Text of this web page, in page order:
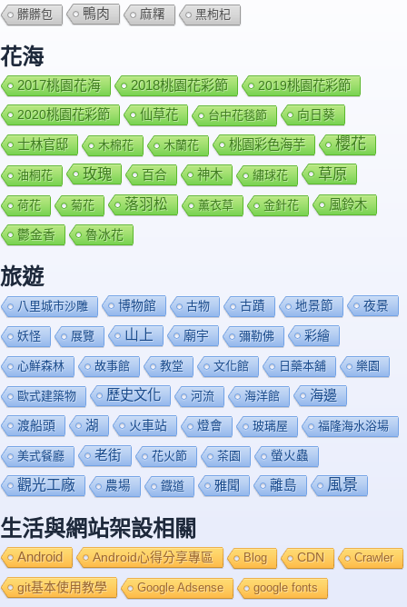
髒髒包 鴨肉 麻糬 黑枸杞
花海
2017桃園花海 2018桃園花彩節
2019桃園花彩節
2020桃園花彩節
仙草花 台中花毯節 向日葵
士林官邸 木棉花 木蘭花 桃園彩色海芋 櫻花
油桐花 玫瑰 百合 神木 繡球花 草原
荷花 菊花 落羽松 薰衣草 金針花 風鈴木
鬱金香 魯冰花
旅遊
八里城市沙雕 博物館 古物 古蹟 地景節 夜景
妖怪 展覽 山上 廟宇 彌勒佛 彩繪
心鮮森林 故事館 教堂 文化館 日藥本舖 樂園
歐式建築物 歷史文化 河流 海洋館 海邊
渡船頭 湖 火車站 燈會 玻璃屋 福隆海水浴場
美式餐廳 老街 花火節 茶園 螢火蟲
觀光工廠 農場 鐡道 雅聞 離島 風景
生活與網站架設相關
Android Android心得分享專區 Blog CDN Crawler
git基本使用教學 Google Adsense google fonts